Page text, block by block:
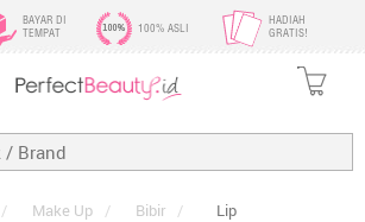
BAYAR DI
TEMPAT
100% ASLI
HADIAH
GRATIS!
/ Make Up / Bibir /
Lip